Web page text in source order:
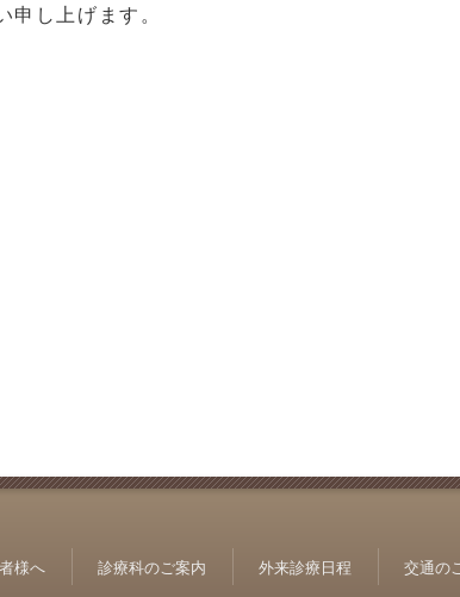
し上げます。
様へ 診療科のご案内 外来診療日程 交通の